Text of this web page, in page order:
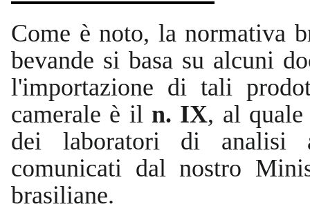
Come è noto, la normativa
bevande si basa su alcuni
l'importazione di tali
camerale è il n. IX, al
dei laboratori di analisi
comunicati dal nostro
brasiliane.